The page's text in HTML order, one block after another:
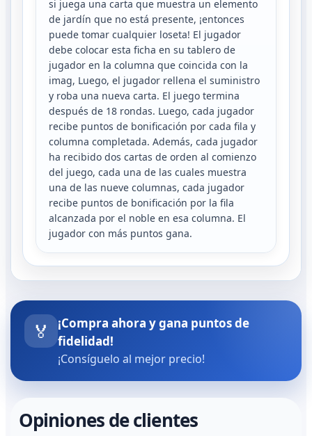
si juega una carta que muestra un elemento
de jardín que no está presente, ¡entonces
puede tomar cualquier loseta! El jugador
debe colocar esta ficha en su tablero de
jugador en la columna que coincida con la
imag, Luego, el jugador rellena el suministro
y roba una nueva carta. El juego termina
después de 18 rondas. Luego, cada jugador
recibe puntos de bonificación por cada fila y
columna completada. Además, cada jugador
ha recibido dos cartas de orden al comienzo
del juego, cada una de las cuales muestra
una de las nueve columnas, cada jugador
recibe puntos de bonificación por la fila
alcanzada por el noble en esa columna. El
jugador con más puntos gana.
🏅
¡Compra ahora y gana puntos de
fidelidad!
¡Consíguelo al mejor precio!
Opiniones de clientes